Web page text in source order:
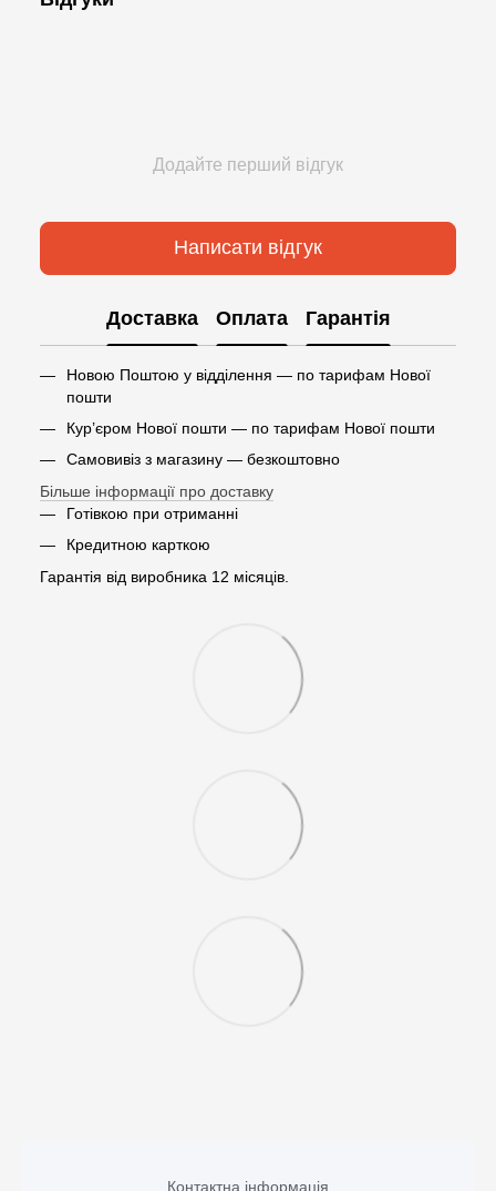
Додайте перший відгук
Написати відгук
Доставка Оплата Гарантія
Новою Поштою у відділення — по тарифам Нової
пошти
Кур’єром Нової пошти — по тарифам Нової пошти
Самовивіз з магазину — безкоштовно
Більше інформації про доставку
Готівкою при отриманні
Кредитною карткою
Гарантія від виробника 12 місяців.
Контактна інформація